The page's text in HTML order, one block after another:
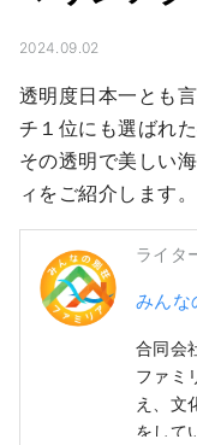
2024.09.02
透明度日本一とも
チ１位にも選ばれ
その透明で美しい
ィをご紹介します。
ライタ
みん
合同会
ファミ
え、文
をしています。 2024